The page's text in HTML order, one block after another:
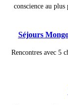
conscience au
Séjours
Rencontres avec 5